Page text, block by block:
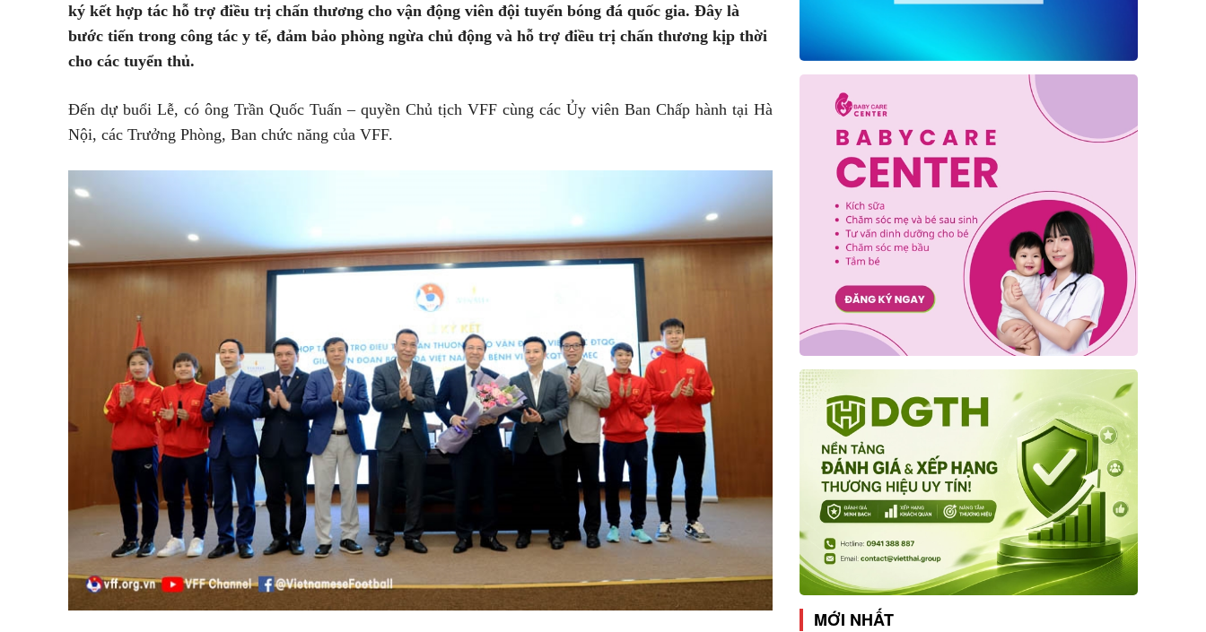
ký kết hợp tác hỗ trợ điều trị chấn thương cho vận động viên đội tuyển bóng đá quốc gia. Đây là
bước tiến trong công tác y tế, đảm bảo phòng ngừa chủ động và hỗ trợ điều trị chấn thương kịp thời
cho các tuyển thủ.
Đến dự buổi Lễ, có ông Trần Quốc Tuấn – quyền Chủ tịch VFF cùng các Ủy viên Ban Chấp hành tại Hà
Nội, các Trưởng Phòng, Ban chức năng của VFF.
MỚI NHẤT